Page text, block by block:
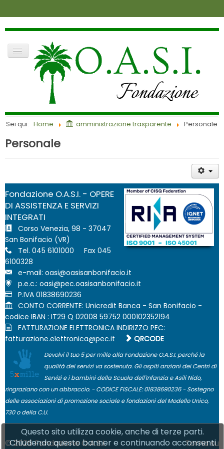
contatti
news
amministrazione trasparente
Cerca
home
la fondazione
Sei qui: Home amministrazione trasparente Personale
Personale
Fondazione O.A.S.I. - OPERE
DI ASSISTENZA E SERVIZI
INTEGRATI
Corso Venezia, 98 - 37047
San Bonifacio (VR)
Tel. 045 6101000 Fax 045
6100328
e-mail:
p.e.c.:
P.IVA 01838690236
CONTO CORRENTE: Unicredit Banca - San Bonifacio -
codice IBAN : IT29 Q 02008 59752 000102352194
FATTURAZIONE ELETTRONICA INDIRIZZO PEC:
QRCODE
Devolvi il tuo 5 per mille alla Fondazione O.A.S.I. perché la
qualità dei servizi va sostenuta. Gli ospiti anziani dei Centri di
Servizi e i bambini della Scuola dell'Infanzia e Asili Nido,
ringraziano con un abbraccio. - CODICE FISCALE: 01838690236 - Sostegno
delle associazioni di promozione sociale e fondazioni del Modello Unico,
730 o della C.U.
Torna su
© 2026 Fondazione O.A.S.I.
Questo sito utilizza cookie, anche di terze parti.
Chiudendo questo banner e continuando acconsenti